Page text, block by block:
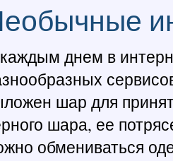
днем в
шар для
шара, ее
обмениваться